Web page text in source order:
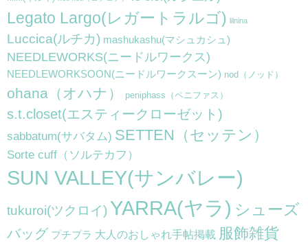
Legato Largo(レガートラルゴ) lilnina
Luccica(ルチカ) mashukashu(マシュカシュ)
NEEDLEWORKS(ニードルワークス)
NEEDLEWORKSOON(ニードルワークスーン) nod（ノッド）
ohana（オハナ） peniphass（ペニファス）
s.t.closet(エスティークローゼット)
sabbatum(サバタム) SETTEN（セッテン）
Sorte cuff（ソルテカフ）
SUN VALLEY(サンバレー)
tukuroi(ツクロイ) YARRA(ヤラ) シューズ
バッグ プチプラ 大人のおしゃれ手帖掲載 服飾雑貨